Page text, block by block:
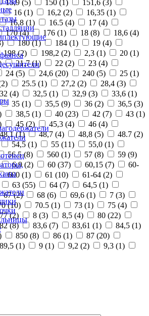
15,9 (5) 150 (1 ) 151,6 (3)
16 (1) 16,2 (2) 16,35 (1)
16,8 (1) 16.5 (4) 17 (4)
170 (4) 176 (1) 18 (8) 18,6 (4)
) 180 (1) 184 (1) 19 (4)
198 (2) 198,2 (2) 2,3 (1) 20 (1)
21,7 (1) 22 (2) 23 (4)
24 (5) 24,6 (20) 240 (5) 25 (1)
2) 25.5 (1) 27,2 (2) 28,4 (3)
32 (4) 32,5 (1) 32,9 (3) 33,6 (1)
35 (1) 35,5 (9) 36 (2) 36,5 (3)
38,5 (1) 40 (23) 42 (7) 43 (1)
45 (2) 45,3 (4) 46 (4)
48,1 (1) 48,7 (4) 48,8 (5) 48.7 (2)
54,5 (1) 55 (11) 55,0 (1)
56.5 (8) 560 (1) 57 (8) 59 (9)
6,9 (2) 60 (37) 60,15 (7)
60-
600 (1) 61 (10) 61-64 (2)
63 (55) 64 (7) 64,5 (1)
67 (2) 68 (6) 69,6 (1) 7 (3)
(10) 70.5 (1) 73 (1) 75 (4)
77 (2) 8 (3) 8,5 (4) 80 (22)
82 (8) 83,6 (7) 83,61 (1) 84,5 (1)
850 (8) 86 (1) 87 (20)
89,5 (1) 9 (1) 9,2 (2) 9,3 (1)